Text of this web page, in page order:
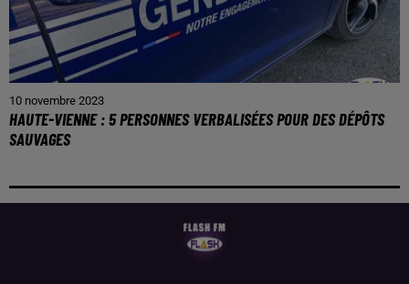
10 novembre 2023
HAUTE-VIENNE : 5 PERSONNES VERBALISÉES POUR DES DÉPÔTS
SAUVAGES